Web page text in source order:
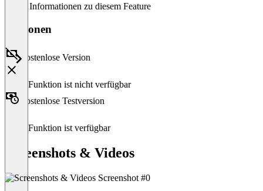
Keine Informationen zu diesem Feature
Versionen
Kostenlose Version
Diese Funktion ist nicht verfügbar
Kostenlose Testversion
Diese Funktion ist verfügbar
Screenshots & Videos